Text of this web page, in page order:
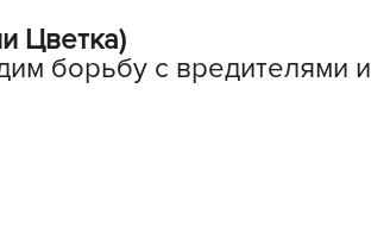
Time
ПЛЮС
Цветка)
борьбу с вредителями и